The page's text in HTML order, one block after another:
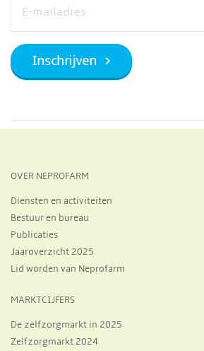
OVER NEPROFARM
Diensten en activiteiten
Bestuur en bureau
Publicaties
Jaaroverzicht 2025
Lid worden van Neprofarm
MARKTCIJFERS
De zelfzorgmarkt in 2025
Zelfzorgmarkt 2024